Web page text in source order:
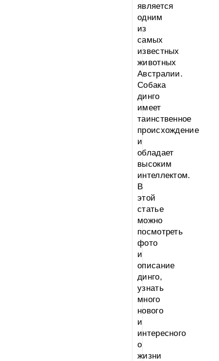
является
одним
из
самых
известных
животных
Австралии.
Собака
динго
имеет
таинственное
происхождение
и
обладает
высоким
интеллектом.
В
этой
статье
можно
посмотреть
фото
и
описание
динго,
узнать
много
нового
и
интересного
о
жизни